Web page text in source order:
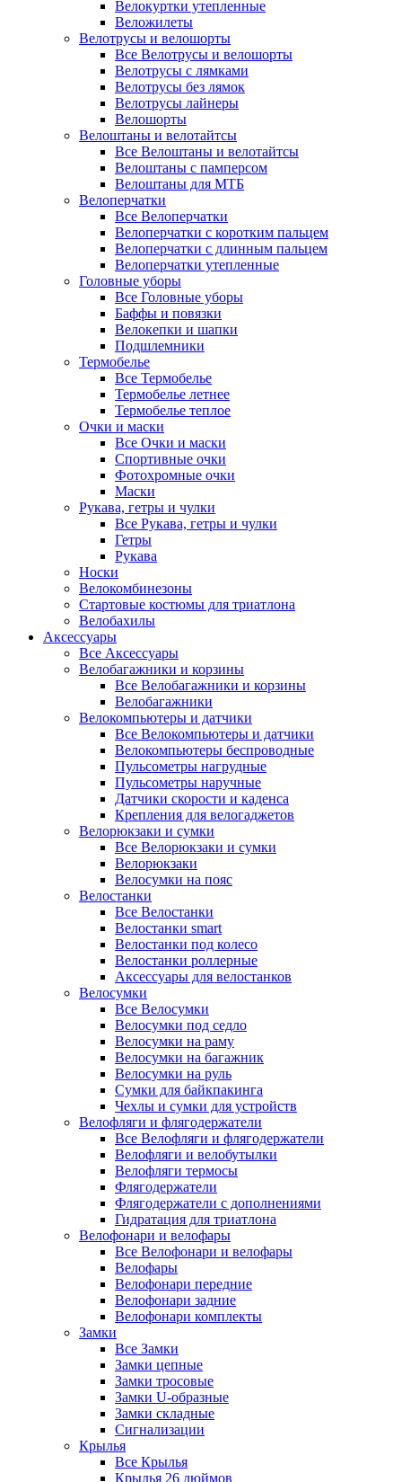
Велокуртки утепленные
Веложилеты
Велотрусы и велошорты
Все Велотрусы и велошорты
Велотрусы с лямками
Велотрусы без лямок
Велотрусы лайнеры
Велошорты
Велоштаны и велотайтсы
Все Велоштаны и велотайтсы
Велоштаны с памперсом
Велоштаны для МТБ
Велоперчатки
Все Велоперчатки
Велоперчатки с коротким пальцем
Велоперчатки с длинным пальцем
Велоперчатки утепленные
Головные уборы
Все Головные уборы
Баффы и повязки
Велокепки и шапки
Подшлемники
Термобелье
Все Термобелье
Термобелье летнее
Термобелье теплое
Очки и маски
Все Очки и маски
Спортивные очки
Фотохромные очки
Маски
Рукава, гетры и чулки
Все Рукава, гетры и чулки
Гетры
Рукава
Носки
Велокомбинезоны
Стартовые костюмы для триатлона
Велобахилы
Аксессуары
Все Аксессуары
Велобагажники и корзины
Все Велобагажники и корзины
Велобагажники
Велокомпьютеры и датчики
Все Велокомпьютеры и датчики
Велокомпьютеры беспроводные
Пульсометры нагрудные
Пульсометры наручные
Датчики скорости и каденса
Крепления для велогаджетов
Велорюкзаки и сумки
Все Велорюкзаки и сумки
Велорюкзаки
Велосумки на пояс
Велостанки
Все Велостанки
Велостанки smart
Велостанки под колесо
Велостанки роллерные
Аксессуары для велостанков
Велосумки
Все Велосумки
Велосумки под седло
Велосумки на раму
Велосумки на багажник
Велосумки на руль
Сумки для байкпакинга
Чехлы и сумки для устройств
Велофляги и флягодержатели
Все Велофляги и флягодержатели
Велофляги и велобутылки
Велофляги термосы
Флягодержатели
Флягодержатели с дополнениями
Гидратация для триатлона
Велофонари и велофары
Все Велофонари и велофары
Велофары
Велофонари передние
Велофонари задние
Велофонари комплекты
Замки
Все Замки
Замки цепные
Замки тросовые
Замки U-образные
Замки складные
Сигнализации
Крылья
Все Крылья
Крылья 26 дюймов